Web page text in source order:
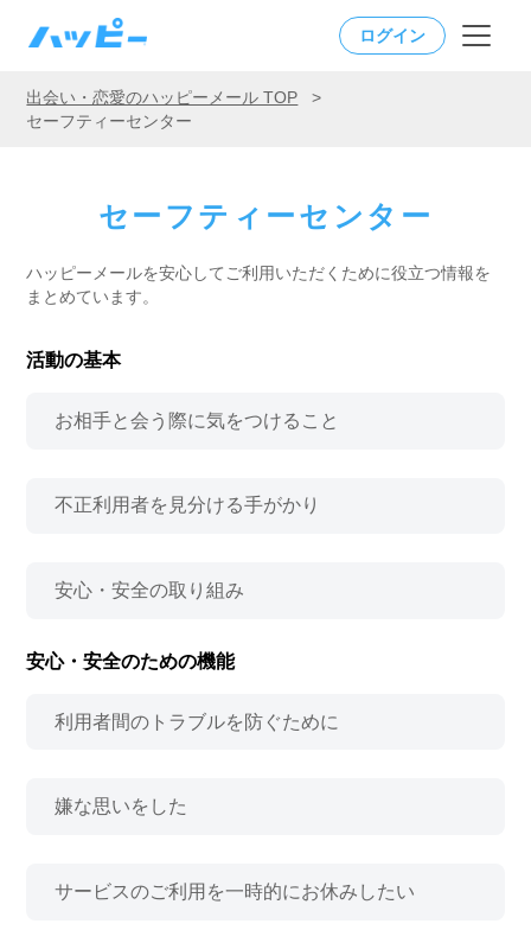
ログイン
出会い・恋愛のハッピーメール TOP
>
セーフティーセンター
セーフティーセンター
ハッピーメールを安心してご利用いただくために役立つ情報を
まとめています。
活動の基本
お相手と会う際に気をつけること
不正利用者を見分ける手がかり
安心・安全の取り組み
安心・安全のための機能
利用者間のトラブルを防ぐために
嫌な思いをした
サービスのご利用を一時的にお休みしたい